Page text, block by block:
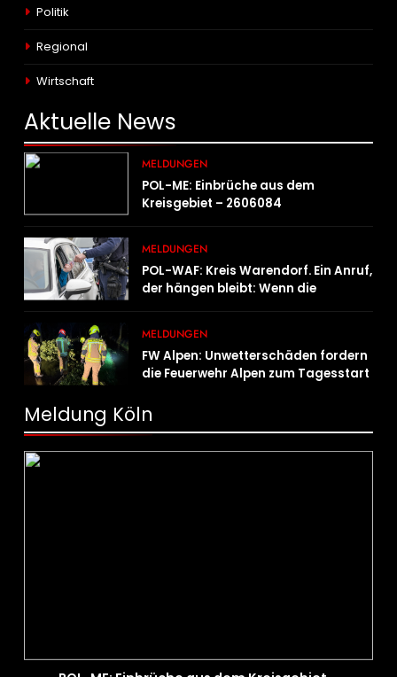
Politik
Regional
Wirtschaft
Aktuelle News
MELDUNGEN
POL-ME: Einbrüche aus dem
Kreisgebiet – 2606084
MELDUNGEN
POL-WAF: Kreis Warendorf. Ein Anruf,
der hängen bleibt: Wenn die
MELDUNGEN
FW Alpen: Unwetterschäden fordern
die Feuerwehr Alpen zum Tagesstart
Meldung Köln